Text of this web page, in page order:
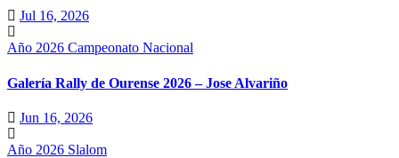
Jul 16, 2026
Año 2026 Campeonato Nacional
Galería Rally de Ourense 2026 – Jose Alvariño
Jun 16, 2026
Año 2026 Slalom